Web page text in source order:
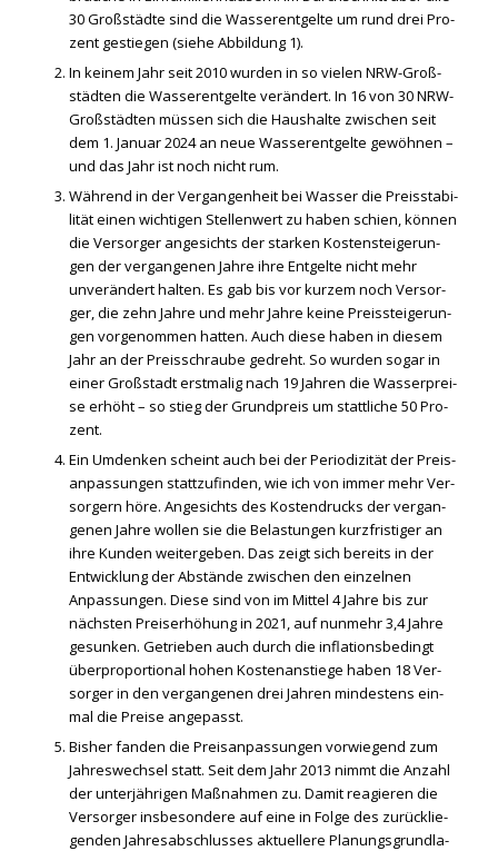
30 Groß­städ­te sind die Was­ser­ent­gel­te um rund drei Pro­
zent gestie­gen (sie­he Abbil­dung 1).
In kei­nem Jahr seit 2010 wur­den in so vie­len NRW-Groß­
städ­ten die Was­ser­ent­gel­te ver­än­dert. In 16 von 30 NRW-
Groß­städ­ten müs­sen sich die Haus­hal­te zwi­schen seit
dem 1. Janu­ar 2024 an neue Was­ser­ent­gel­te gewöh­nen –
und das Jahr ist noch nicht rum.
Wäh­rend in der Ver­gan­gen­heit bei Was­ser die Preis­sta­bi­
li­tät einen wich­ti­gen Stel­len­wert zu haben schien, kön­nen
die Ver­sor­ger ange­sichts der star­ken Kos­ten­stei­ge­run­
gen der ver­gan­ge­nen Jah­re ihre Ent­gel­te nicht mehr
unver­än­dert hal­ten. Es gab bis vor kur­zem noch Ver­sor­
ger, die zehn Jah­re und mehr Jah­re kei­ne Preis­stei­ge­run­
gen vor­ge­nom­men hat­ten. Auch die­se haben in die­sem
Jahr an der Preis­schrau­be gedreht. So wur­den sogar in
einer Groß­stadt erst­ma­lig nach 19 Jah­ren die Was­ser­prei­
se erhöht – so stieg der Grund­preis um statt­li­che 50 Pro­
zent.
Ein Umden­ken scheint auch bei der Peri­odi­zi­tät der Preis­
an­pas­sun­gen statt­zu­fin­den, wie ich von immer mehr Ver­
sor­gern höre. Ange­sichts des Kos­ten­drucks der ver­gan­
ge­nen Jah­re wol­len sie die Belas­tun­gen kurz­fris­ti­ger an
ihre Kun­den wei­ter­ge­ben. Das zeigt sich bereits in der
Ent­wick­lung der Abstän­de zwi­schen den ein­zel­nen
Anpas­sun­gen. Die­se sind von im Mit­tel 4 Jah­re bis zur
nächs­ten Preis­er­hö­hung in 2021, auf nun­mehr 3,4 Jah­re
gesun­ken. Getrie­ben auch durch die infla­ti­ons­be­dingt
über­pro­por­tio­nal hohen Kos­ten­an­stie­ge haben 18 Ver­
sor­ger in den ver­gan­ge­nen drei Jah­ren min­des­tens ein­
mal die Prei­se ange­passt.
Bis­her fan­den die Preis­an­pas­sun­gen vor­wie­gend zum
Jah­res­wech­sel statt. Seit dem Jahr 2013 nimmt die Anzahl
der unter­jäh­ri­gen Maß­nah­men zu. Damit reagie­ren die
Ver­sor­ger ins­be­son­de­re auf eine in Fol­ge des zurück­lie­
gen­den Jah­res­ab­schlus­ses aktu­el­le­re Pla­nungs­grund­la­